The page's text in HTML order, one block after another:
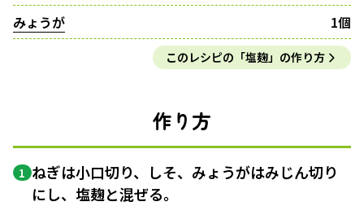
みょうが
1個
このレシピの「塩麹」の作り方
作り方
1 ねぎは小口切り、しそ、みょうがはみじん切り
にし、塩麹と混ぜる。